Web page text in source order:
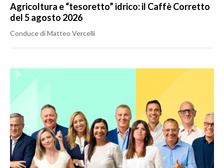
Agricoltura e “tesoretto” idrico: il Caffè Corretto
del 5 agosto 2026
Conduce di Matteo Vercelli